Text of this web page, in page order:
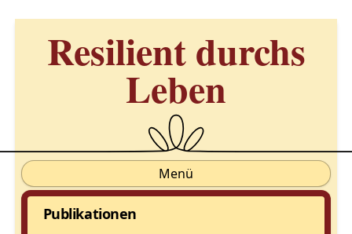
Resilient durchs
Leben
Menü
Publikationen